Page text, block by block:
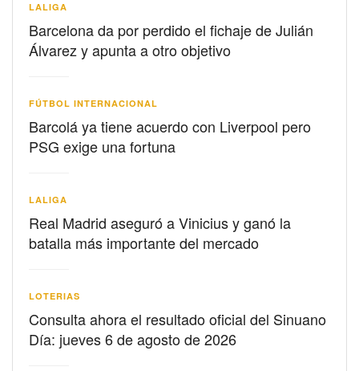
LALIGA
Barcelona da por perdido el fichaje de Julián
Álvarez y apunta a otro objetivo
FÚTBOL INTERNACIONAL
Barcolá ya tiene acuerdo con Liverpool pero
PSG exige una fortuna
LALIGA
Real Madrid aseguró a Vinicius y ganó la
batalla más importante del mercado
LOTERIAS
Consulta ahora el resultado oficial del Sinuano
Día: jueves 6 de agosto de 2026